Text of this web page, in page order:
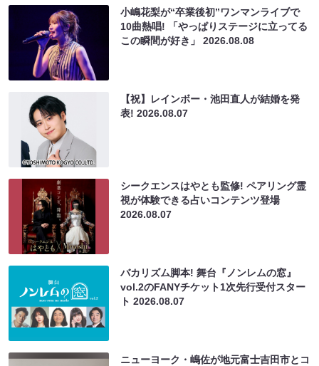
小嶋花梨が“卒業後初”ワンマンライブで
10曲熱唱! 「やっぱりステージに立ってる
この瞬間が好き」2026.08.08
【祝】レインボー・池田直人が結婚を発
表!2026.08.07
シークエンスはやとも監修! ペアリング霊
視が体験できる占いコンテンツ登場
2026.08.07
バカリズム脚本! 舞台『ノンレムの窓』
vol.2のFANYチケット1次先行受付スター
ト2026.08.07
ニューヨーク・嶋佐が地元富士吉田市とコ